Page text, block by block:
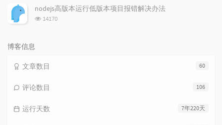
次
数:
nodejs高版本运行低版本项目报错解决办法
浏
14170
博客信息
60
文章数目
106
评论数目
7年220天
运行天数